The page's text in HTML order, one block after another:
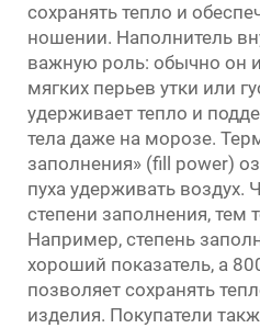
сохранять тепло и
ношении. Наполнитель
важную роль: обычно он
мягких перьев утки или
удерживает тепло и
тела даже на морозе.
заполнения» (fill power)
пуха удерживать
степени заполнения, тем
Например, степень
хороший показатель, а
позволяет сохранять
изделия. Покупатели